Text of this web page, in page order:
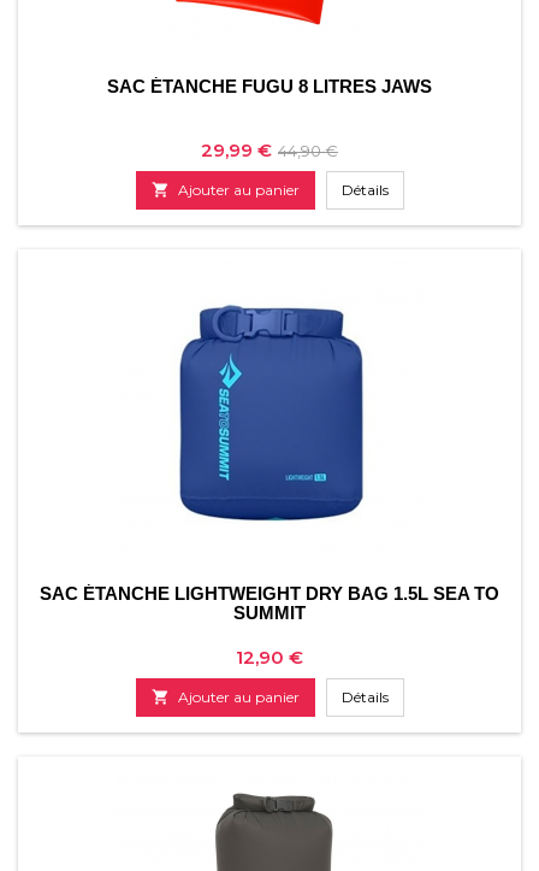
SAC ÉTANCHE FUGU 8 LITRES JAWS
Prix
29,99 € Prix
de
base
44,90 €
 Ajouter au panier Détails
SAC ÉTANCHE LIGHTWEIGHT DRY BAG 1.5L SEA TO
SUMMIT
Prix
12,90 €
 Ajouter au panier Détails